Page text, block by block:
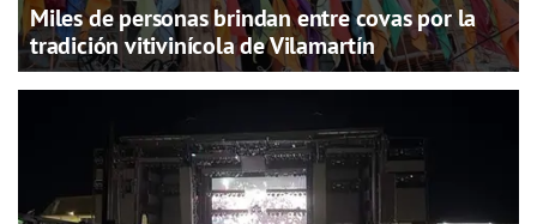
Miles de personas brindan entre covas por la
tradición vitivinícola de Vilamartín